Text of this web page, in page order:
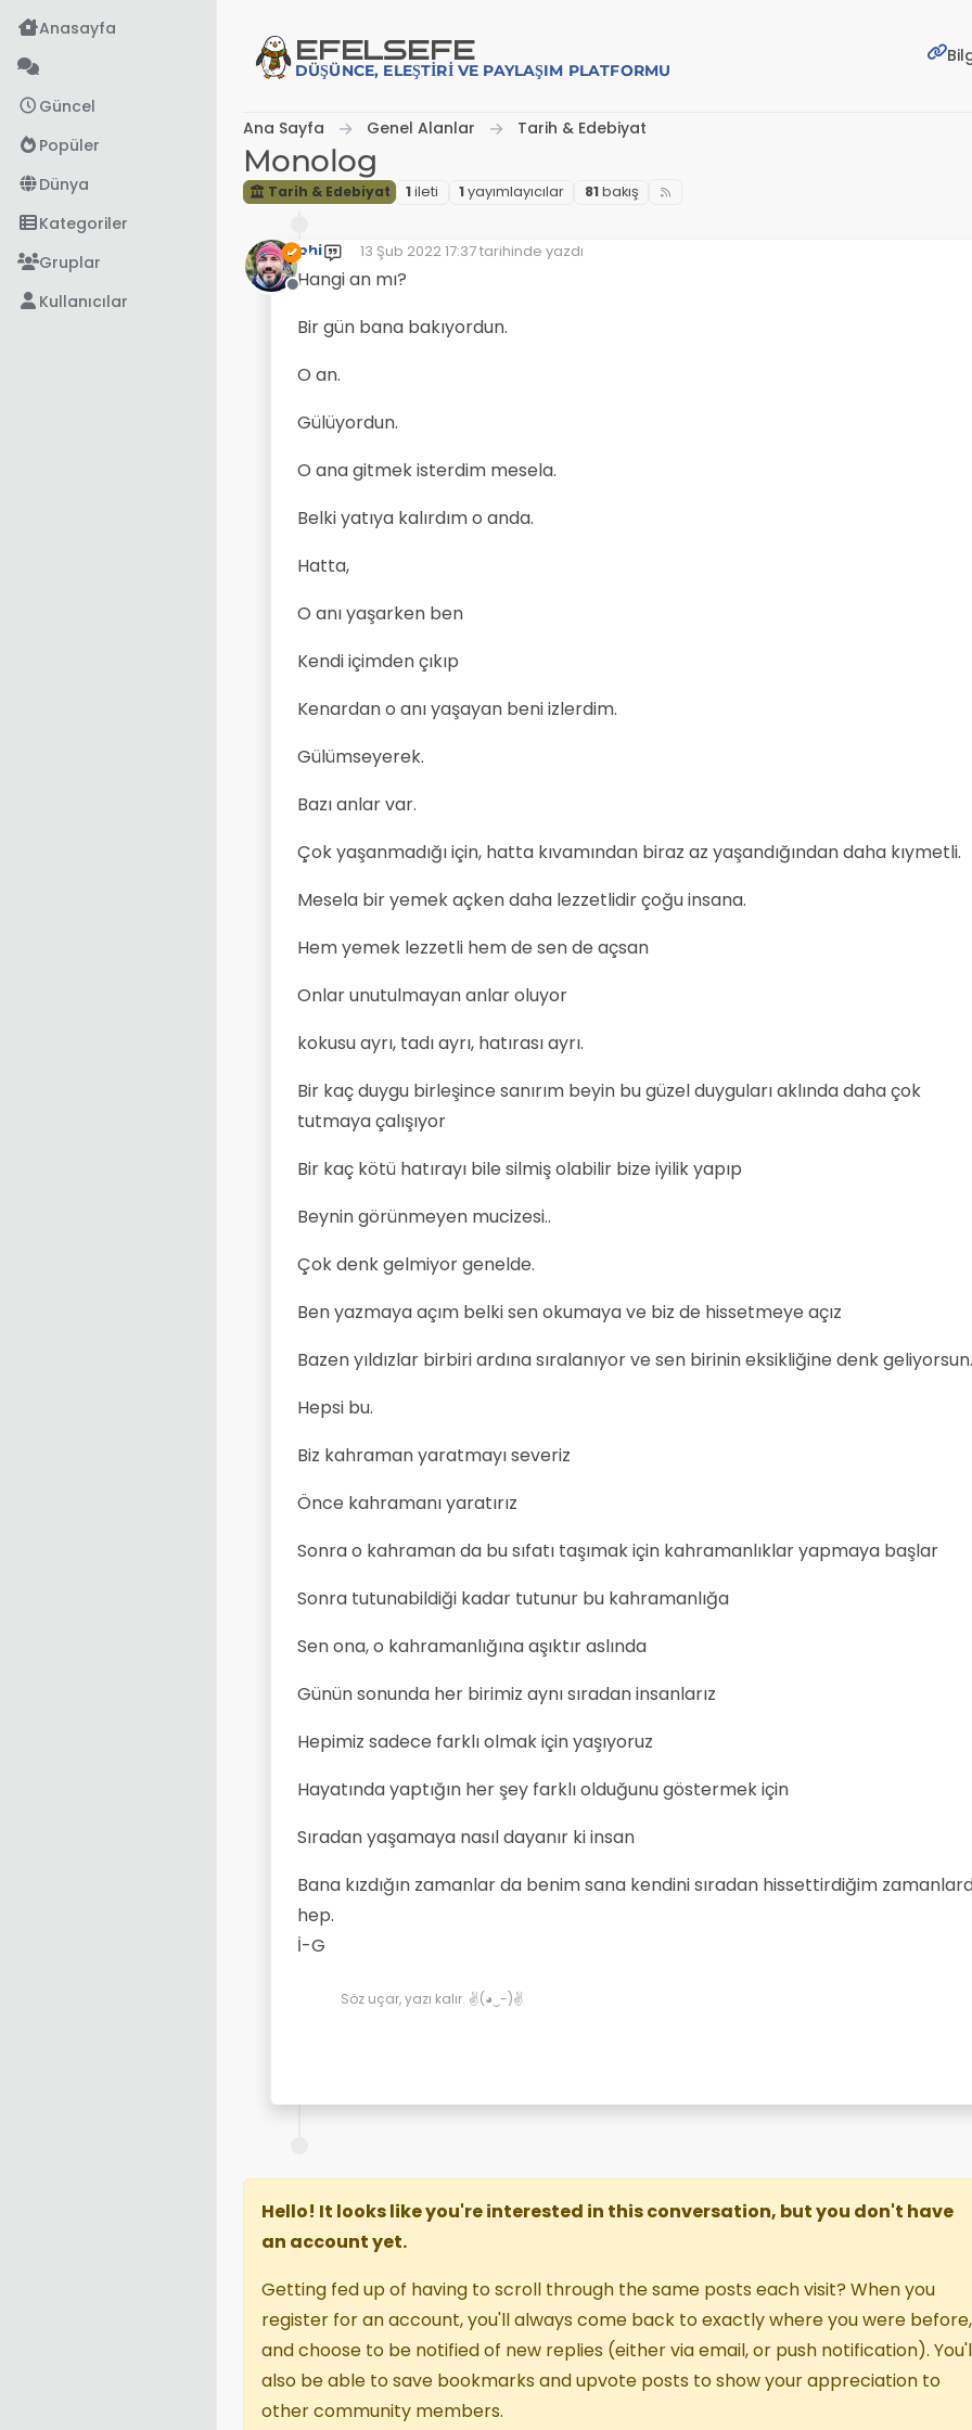
İçeriğe atla
Anasayfa
Güncel
Popüler
Dünya
Kategoriler
Gruplar
Kullanıcılar
EFELSEFE
DÜŞÜNCE, ELEŞTIRI VE PAYLAŞIM PLATFORMU
Ana Sayfa Genel Alanlar Tarih & Edebiyat
Monolog
Tarih & Edebiyat 1i̇leti 1yayımlayıcılar 81 bakış
Çevrimdışı
phi 13 Şub 2022 17:37tarihinde yazdı
Son düzenleyen:
Hangi an mı?
Bir gün bana bakıyordun.
O an.
Gülüyordun.
O ana gitmek isterdim mesela.
Belki yatıya kalırdım o anda.
Hatta,
O anı yaşarken ben
Kendi içimden çıkıp
Kenardan o anı yaşayan beni izlerdim.
Gülümseyerek.
Bazı anlar var.
Çok yaşanmadığı için, hatta kıvamından biraz az yaşandığından daha kıymetli.
Mesela bir yemek açken daha lezzetlidir çoğu insana.
Hem yemek lezzetli hem de sen de açsan
Onlar unutulmayan anlar oluyor
kokusu ayrı, tadı ayrı, hatırası ayrı.
Bir kaç duygu birleşince sanırım beyin bu güzel duyguları aklında daha çok
tutmaya çalışıyor
Bir kaç kötü hatırayı bile silmiş olabilir bize iyilik yapıp
Beynin görünmeyen mucizesi..
Çok denk gelmiyor genelde.
Ben yazmaya açım belki sen okumaya ve biz de hissetmeye açız
Bazen yıldızlar birbiri ardına sıralanıyor ve sen birinin eksikliğine denk geliyorsun.
Hepsi bu.
Biz kahraman yaratmayı severiz
Önce kahramanı yaratırız
Sonra o kahraman da bu sıfatı taşımak için kahramanlıklar yapmaya başlar
Sonra tutunabildiği kadar tutunur bu kahramanlığa
Sen ona, o kahramanlığına aşıktır aslında
Günün sonunda her birimiz aynı sıradan insanlarız
Hepimiz sadece farklı olmak için yaşıyoruz
Hayatında yaptığın her şey farklı olduğunu göstermek için
Sıradan yaşamaya nasıl dayanır ki insan
Bana kızdığın zamanlar da benim sana kendini sıradan hissettirdiğim
hep.
İ-G
Söz uçar, yazı kalır. ✌(◕‿-)✌
Hello! It looks like you're interested in this conversation, but you don't have
an account yet.
Getting fed up of having to scroll through the same posts each visit? When you
register for an account, you'll always come back to exactly where you were before,
and choose to be notified of new replies (either via email, or push notification).
also be able to save bookmarks and upvote posts to show your appreciation to
other community members.